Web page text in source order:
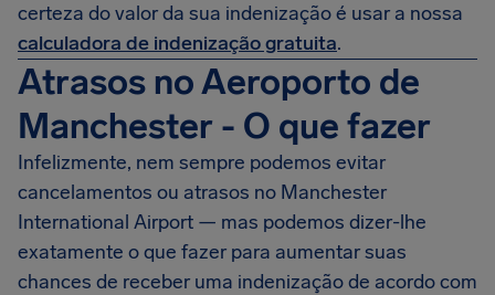
certeza do valor da sua indenização é usar a nossa
calculadora de indenização gratuita.
Atrasos no Aeroporto de
Manchester - O que fazer
Infelizmente, nem sempre podemos evitar
cancelamentos ou atrasos no Manchester
International Airport — mas podemos dizer-lhe
exatamente o que fazer para aumentar suas
chances de receber uma indenização de acordo com